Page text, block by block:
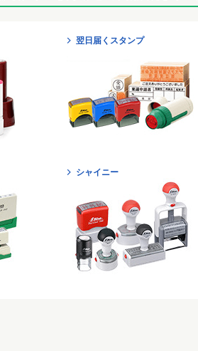
翌日届くスタンプ
シャイニー